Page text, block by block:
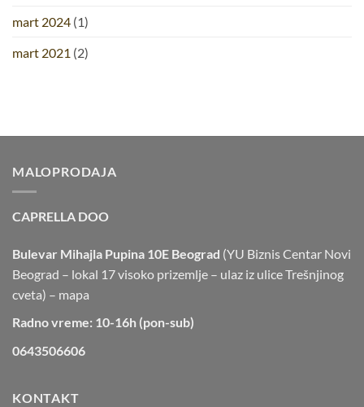
mart 2024 (1)
mart 2021 (2)
MALOPRODAJA
CAPRELLA DOO
Bulevar Mihajla Pupina 10E Beograd (YU Biznis Centar Novi
Beograd – lokal 17 visoko prizemlje – ulaz iz ulice Trešnjinog
cveta) – mapa
Radno vreme: 10-16h (pon-sub)
0643506606
KONTAKT